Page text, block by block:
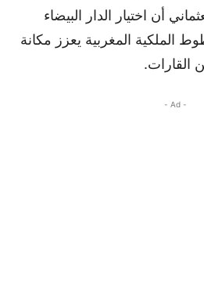
أن اختيار الدار البيضاء
الملكية المغربية يعزز مكانة
القارات.
- Ad -